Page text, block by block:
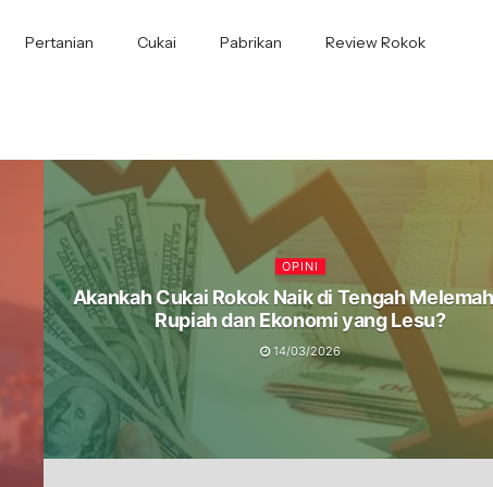
Pertanian Cukai Pabrikan Review Rokok
OPINI
Akankah Cukai Rokok Naik di Tengah
Rupiah dan Ekonomi yang Lesu?
14/03/2026